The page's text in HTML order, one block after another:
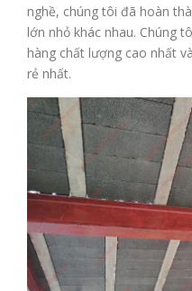
nghề, chúng tôi đã hoàn
lớn nhỏ khác nhau. Chúng
hàng chất lượng cao nhất
rẻ nhất.